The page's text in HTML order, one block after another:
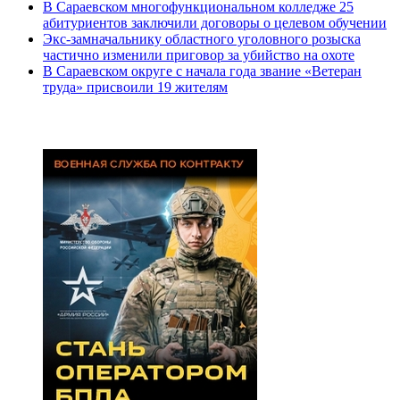
В Сараевском многофункциональном колледже 25
абитуриентов заключили договоры о целевом обучении
Экс-замначальнику областного уголовного розыска
частично изменили приговор за убийство на охоте
В Сараевском округе с начала года звание «Ветеран
труда» присвоили 19 жителям